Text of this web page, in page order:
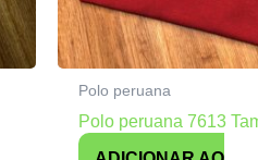
Polo peruana
Polo peruana 7613